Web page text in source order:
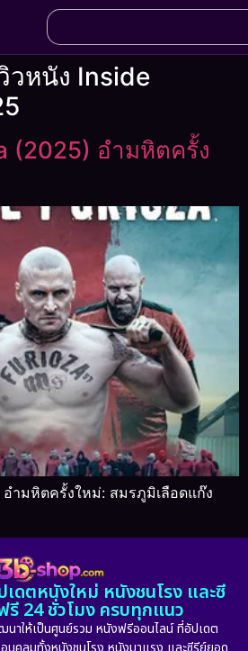
วหนัง Inside
(2025) อำมหิตครั้ง
ำมหิตครั้งใหม่: สมรภูมิเลือดแก๊ง
ดตหนังใหม่ หนังชนโรง และซี
24 ชั่วโมง ครบทุกแนว
าให้เป็นศูนย์รวม หนังฟรีออนไลน์ ที่อัปเดต